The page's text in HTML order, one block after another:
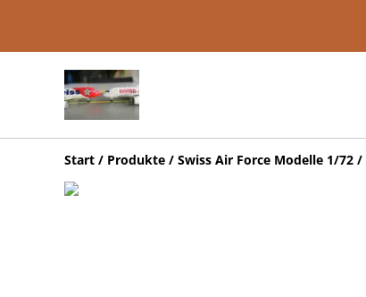
Start / Produkte / Swiss Air Force Modelle 1/72 /